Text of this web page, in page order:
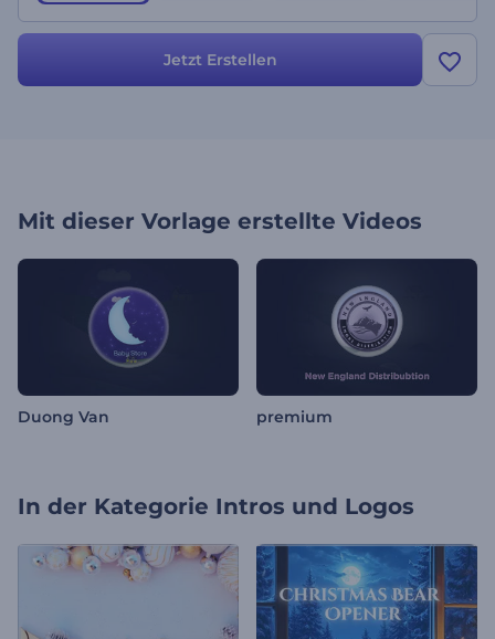
Jetzt Erstellen
Mit dieser Vorlage erstellte Videos
Duong Van premium
In der Kategorie Intros und Logos